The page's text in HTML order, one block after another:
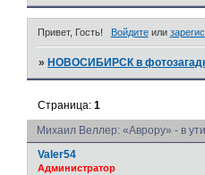
Привет, Гость! Войдитеили
»НОВОСИБИРСК в
Михаил Веллер: «Аврору» - в
Страница:1
Valer54
Администратор